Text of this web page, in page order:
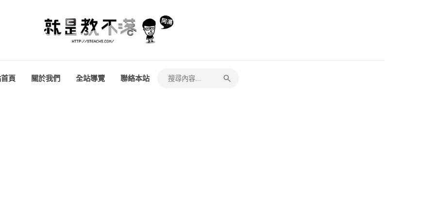
頁 關於我們 全站導覽 聯絡本站